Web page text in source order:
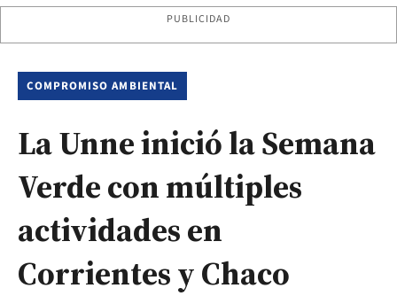
PUBLICIDAD
COMPROMISO AMBIENTAL
La Unne inició la Semana
Verde con múltiples
actividades en
Corrientes y Chaco